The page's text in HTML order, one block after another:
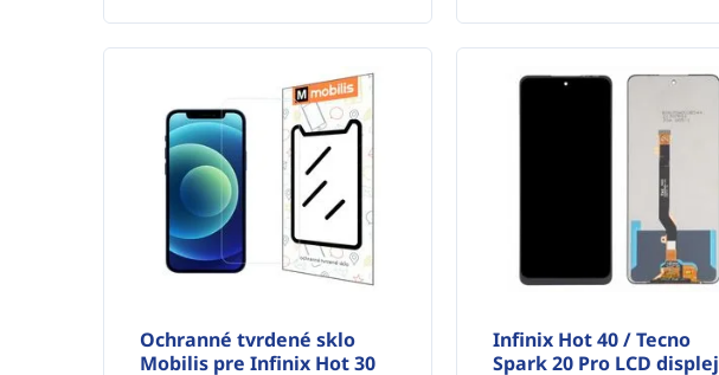
Ochranné tvrdené sklo
Mobilis pre Infinix Hot 30
Infinix Hot 40 / Tecno
Spark 20 Pro LCD displej